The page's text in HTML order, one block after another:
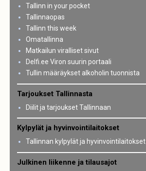
Tallinn in your pocket
Tallinnaopas
Tallinn this week
Omatallinna
Matkailun viralliset sivut
Delfi.ee Viron suurin portaali
Tullin määräykset alkoholin tuonnista
Tarjoukset Tallinnasta
Diilit ja tarjoukset Tallinnaan
Kylpylät ja hyvinvointilaitokset
Tallinnan kylpylät ja hyvinvointilaitokset
Julkinen liikenne ja tilausajot